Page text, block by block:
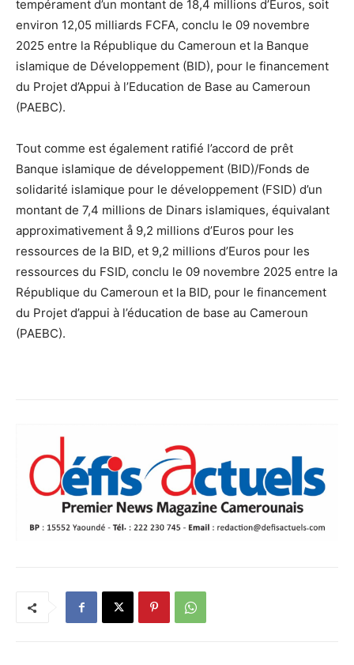
tempérament d’un montant de 18,4 millions d’Euros, soit
environ 12,05 milliards FCFA, conclu le 09 novembre
2025 entre la République du Cameroun et la Banque
islamique de Développement (BID), pour le financement
du Projet d’Appui à l’Education de Base au Cameroun
(PAEBC).
Tout comme est également ratifié l’accord de prêt
Banque islamique de développement (BID)/Fonds de
solidarité islamique pour le développement (FSID) d’un
montant de 7,4 millions de Dinars islamiques, équivalant
approximativement å 9,2 millions d’Euros pour les
ressources de la BID, et 9,2 millions d’Euros pour les
ressources du FSID, conclu le 09 novembre 2025 entre la
République du Cameroun et la BID, pour le financement
du Projet d’appui à l’éducation de base au Cameroun
(PAEBC).